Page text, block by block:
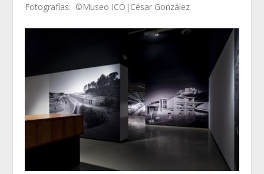
Fotografías: ©Museo ICO|César González